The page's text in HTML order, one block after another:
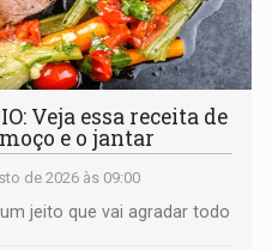
Veja essa receita de
e o jantar
de 2026 às 09:00
jeito que vai agradar todo